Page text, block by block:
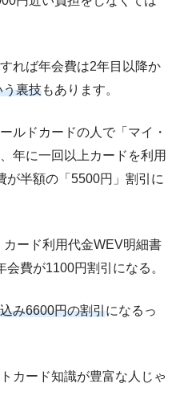
れば年会費は2年目以降か
う裏技もあります。
ールドカードの人で「マイ・
年に一回以上カードを利用
が半額の「5500円」割引に
カード利用代金WEV明細書
費が1100円割引になる。
み6600円の割引になるっ
カード知識が豊富な人じゃ